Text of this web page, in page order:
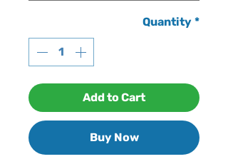
Quantity *
Add to Cart
Buy Now